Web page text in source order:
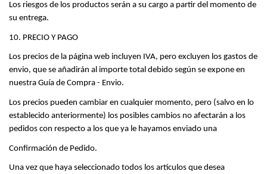
Los riesgos de los productos serán a su cargo a partir del momento de
su entrega.
10. PRECIO Y PAGO
Los precios de la página web incluyen IVA, pero excluyen los gastos de
envio, que se añadirán al importe total debido según se expone en
nuestra Guía de Compra - Envio.
Los precios pueden cambiar en cualquier momento, pero (salvo en lo
establecido anteriormente) los posibles cambios no afectarán a los
pedidos con respecto a los que ya le hayamos enviado una
Confirmación de Pedido.
Una vez que haya seleccionado todos los artículos que desea